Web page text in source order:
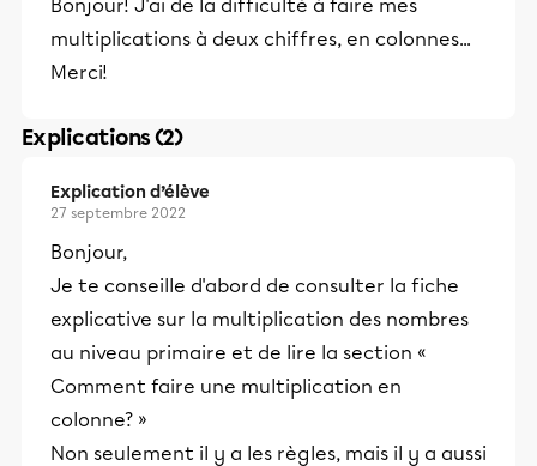
Bonjour! J'ai de la difficulté à faire mes
multiplications à deux chiffres, en colonnes...
Merci!
Explications (2)
Explication d’élève
27 septembre 2022
Bonjour,
Je te conseille d'abord de consulter la fiche
explicative sur la multiplication des nombres
au niveau primaire et de lire la section «
Comment faire une multiplication en
colonne? »
Non seulement il y a les règles, mais il y a aussi